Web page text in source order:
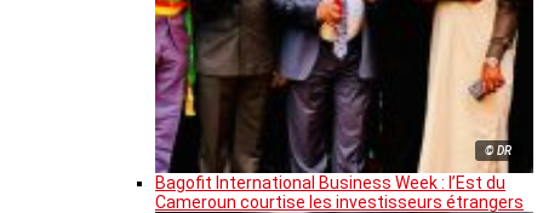
© DR
Bagofit International Business Week : l’Est du
Cameroun courtise les investisseurs étrangers